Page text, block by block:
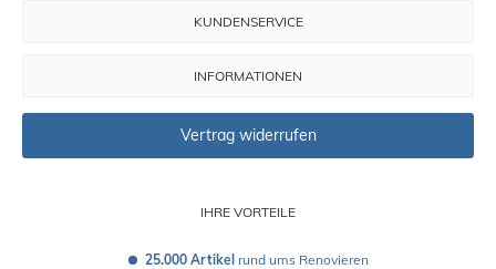
IHRE VORTEILE
25.000 Artikel rund ums Renovieren
KUNDENSERVICE
INFORMATIONEN
Vertrag widerrufen